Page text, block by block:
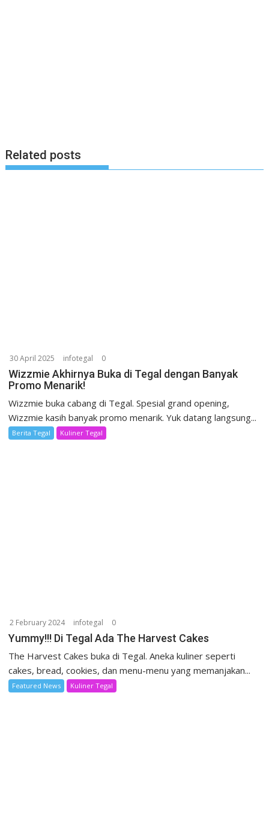
Related posts
30 April 2025 infotegal 0
Wizzmie Akhirnya Buka di Tegal dengan Banyak
Promo Menarik!
Wizzmie buka cabang di Tegal. Spesial grand opening,
Wizzmie kasih banyak promo menarik. Yuk datang langsung...
Berita Tegal Kuliner Tegal
2 February 2024 infotegal 0
Yummy!!! Di Tegal Ada The Harvest Cakes
The Harvest Cakes buka di Tegal. Aneka kuliner seperti
cakes, bread, cookies, dan menu-menu yang memanjakan...
Featured News Kuliner Tegal